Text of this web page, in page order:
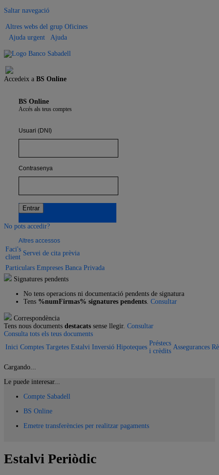
Saltar navegació
Altres webs del grup Oficines
Ajuda urgent
Ajuda
Accedeix a BS Online
BS Online
Accés als teus comptes
Usuari (DNI)
Contrasenya
No pots accedir?
Altres accessos
Faci's
client
Servei de cita prèvia
Particulars Empreses Banca Privada
Signatures pendents
No tens operacions ni documentació pendents de signatura
Tens %numFirmas% signatures pendents. Consultar
Correspondència
Tens nous documents destacats sense llegir. Consultar
Consulta tots els teus documents
Inici Comptes Targetes Estalvi Inversió Hipoteques
Préstecs
i crèdits
Assegurances
Cargando...
Le puede interesar...
Compte Sabadell
BS Online
Emetre transferències per realitzar pagaments
Estalvi Periòdic